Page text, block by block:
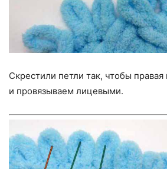
Скрестили петли так, чтобы правая
и провязываем лицевыми.